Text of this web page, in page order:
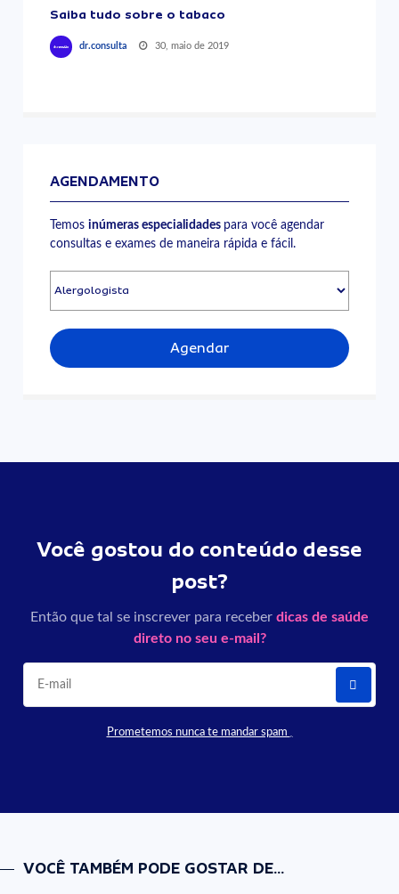
Saiba tudo sobre o tabaco
dr.consulta 30, maio de 2019
AGENDAMENTO
Temosinúmeras especialidades para você agendar
consultas e exames de maneira rápida e fácil.
Agendar
Você gostou do conteúdo desse
post?
Então que tal se inscrever para receber dicas de saúde
direto no seu e-mail?
Prometemos nunca te mandar spam
VOCÊ TAMBÉM PODE GOSTAR DE...